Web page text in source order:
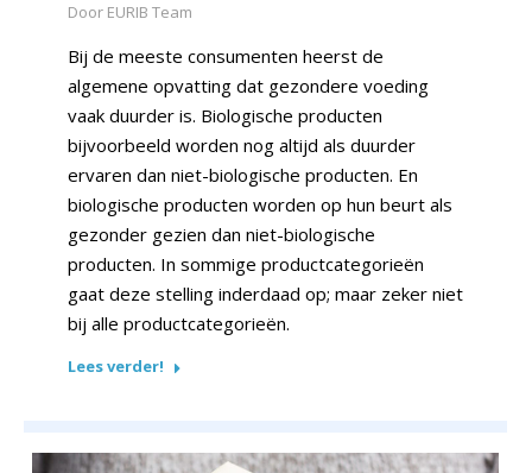
Door EURIB Team
Bij de meeste consumenten heerst de
algemene opvatting dat gezondere voeding
vaak duurder is. Biologische producten
bijvoorbeeld worden nog altijd als duurder
ervaren dan niet-biologische producten. En
biologische producten worden op hun beurt als
gezonder gezien dan niet-biologische
producten. In sommige productcategorieën
gaat deze stelling inderdaad op; maar zeker niet
bij alle productcategorieën.
Lees verder!